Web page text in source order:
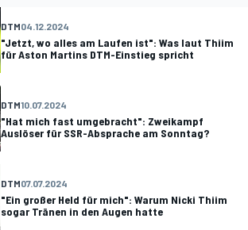
DTM04.12.2024
"Jetzt, wo alles am Laufen ist": Was laut Thiim
für Aston Martins DTM-Einstieg spricht
DTM10.07.2024
"Hat mich fast umgebracht": Zweikampf
Auslöser für SSR-Absprache am Sonntag?
DTM07.07.2024
"Ein großer Held für mich": Warum Nicki Thiim
sogar Tränen in den Augen hatte